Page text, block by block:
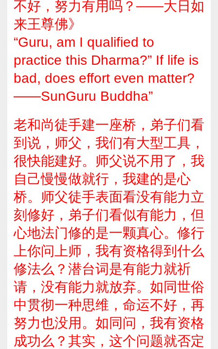
不好，努力有用吗？——大日如
来王尊佛》
“Guru, am I qualified to
practice this Dharma?” If life is
bad, does effort even matter?
——SunGuru Buddha”
老和尚徒手建一座桥，弟子们看
到说，师父，我们有大型工具，
很快能建好。师父说不用了，我
自己慢慢做就行，我建的是心
桥。师父徒手表面看没有能力立
刻修好，弟子们看似有能力，但
心地法门修的是一颗真心。修行
上你问上师，我有资格得到什么
修法么？潜台词是有能力就祈
请，没有能力就放弃。如同世俗
中贯彻一种思维，命运不好，再
努力也没用。如同问，我有资格
成功么？其实，这个问题就否定